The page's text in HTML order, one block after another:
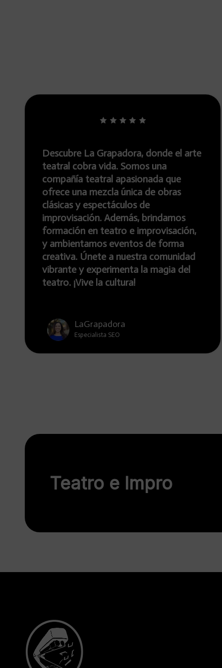
La Grapadora, donde el arte
vida. Somos una
teatral apasionada que
mezcla única de obras
y espectáculos de
Además, brindamos
en teatro e improvisación,
eventos de forma
Únete a nuestra comunidad
y experimenta la magia del
la cultura!
LaGrapadora
En La
pasión
solo
sino
teatrales
el arte,
nosotros.
dinámico
Teatro e Impro